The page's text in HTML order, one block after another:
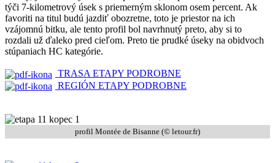
týči 7-kilometrový úsek s priemerným sklonom osem percent. Ak
favoriti na titul budú jazdiť obozretne, toto je priestor na ich
vzájomnú bitku, ale tento profil bol navrhnutý preto, aby si to
rozdali už ďaleko pred cieľom. Preto tie prudké úseky na obidvoch
stúpaniach HC kategórie.
TRASA ETAPY PODROBNE
REGIÓN ETAPY PODROBNE
profil Montée de Bisanne (© letour.fr)